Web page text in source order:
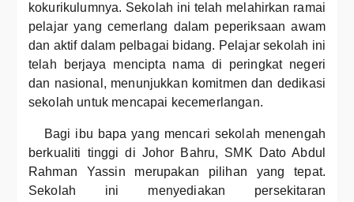
kokurikulumnya. Sekolah ini telah melahirkan ramai
pelajar yang cemerlang dalam peperiksaan awam
dan aktif dalam pelbagai bidang. Pelajar sekolah ini
telah berjaya mencipta nama di peringkat negeri
dan nasional, menunjukkan komitmen dan dedikasi
sekolah untuk mencapai kecemerlangan.
Bagi ibu bapa yang mencari sekolah menengah
berkualiti tinggi di Johor Bahru, SMK Dato Abdul
Rahman Yassin merupakan pilihan yang tepat.
Sekolah ini menyediakan persekitaran